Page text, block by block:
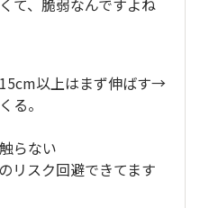
以上はまず伸ばす→
る。
らない
リスク回避できてます